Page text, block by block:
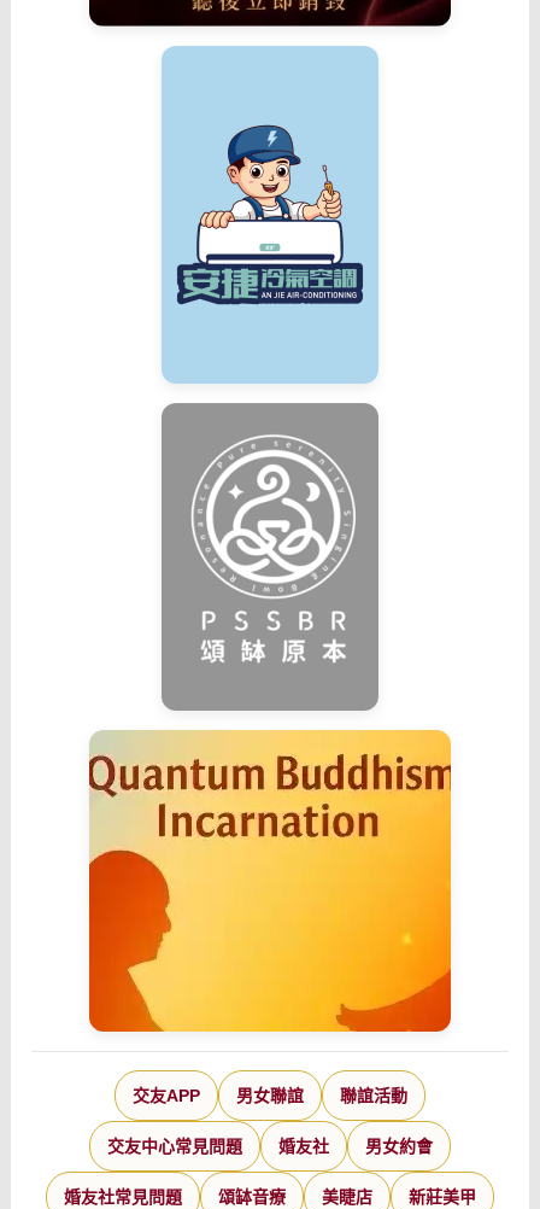
交友APP 男女聯誼 聯誼活動
交友中心常見問題 婚友社 男女約會
婚友社常見問題 頌缽音療 美睫店 新莊美甲